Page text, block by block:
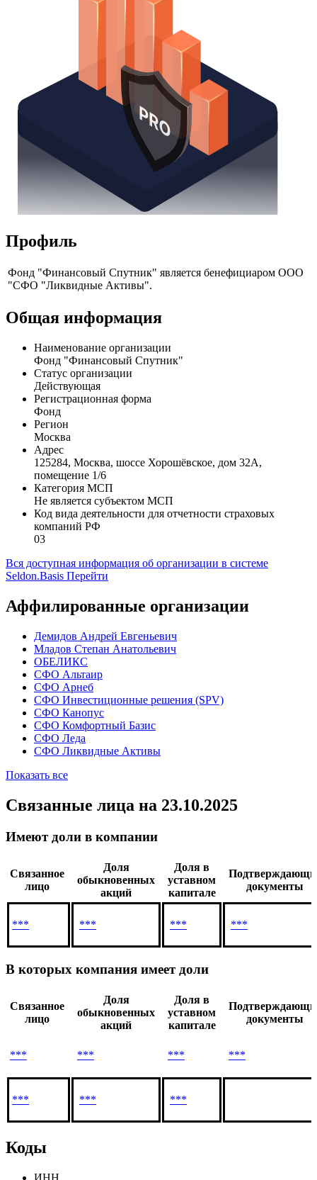
Профиль
Фонд "Финансовый Спутник" является бенефициаром ООО
"СФО "Ликвидные Активы".
Общая информация
Наименование организации
Фонд "Финансовый Спутник"
Статус организации
Действующая
Регистрационная форма
Фонд
Регион
Москва
Адрес
125284, Москва, шоссе Хорошёвское, дом 32А,
помещение 1/6
Категория МСП
Не является субъектом МСП
Код вида деятельности для отчетности страховых
компаний РФ
03
Вся доступная информация об организации в системе
Seldon.Basis Перейти
Аффилированные организации
Демидов Андрей Евгеньевич
Младов Степан Анатольевич
ОБЕЛИКС
СФО Альтаир
СФО Арнеб
СФО Инвестиционные решения (SPV)
СФО Канопус
СФО Комфортный Базис
СФО Леда
СФО Ликвидные Активы
Показать все
Связанные лица на 23.10.2025
Имеют доли в компании
Связанное
лицо
Доля
обыкновенных
акций
Доля в
уставном
капитале
документы
*** *** *** ***
В которых компания имеет доли
Связанное
лицо
Доля
обыкновенных
акций
Доля в
уставном
капитале
документы
*** *** *** ***
*** *** ***
Коды
ИНН